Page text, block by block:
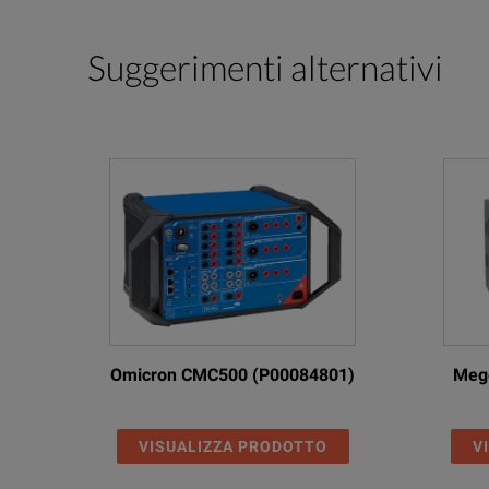
Setting Range
1-phase ac (3L-
Suggerimenti alternativi
Omicron CMC500 (P00084801)
VISUALIZZA PRODOTTO